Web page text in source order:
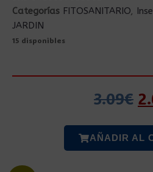
Categorías FITOSANITARIO,
JARDIN
15 disponibles
3.09€
AÑADIR AL